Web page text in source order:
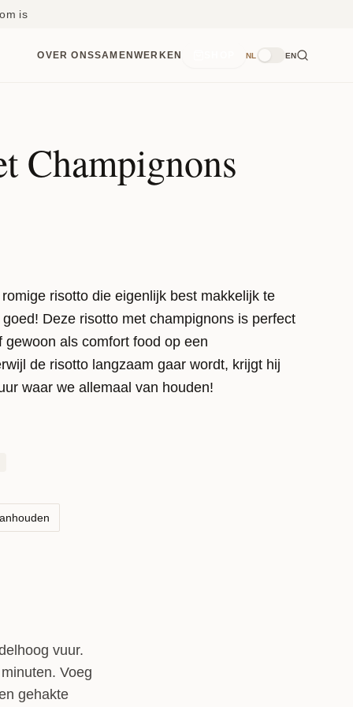
is
OVER ONSSAMENWERKEN NL EN
Champignons
risotto die eigenlijk best makkelijk te
Deze risotto met champignons is perfect
als comfort food op een
de risotto langzaam gaar wordt, krijgt hij
waar we allemaal van houden!
vuur.
Voeg
gehakte